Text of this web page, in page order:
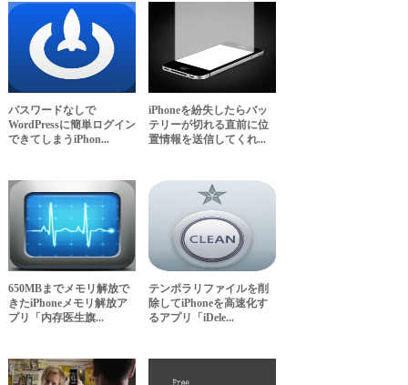
パスワードなしで
WordPressに簡単ログイン
できてしまうiPhon...
iPhoneを紛失したらバッ
テリーが切れる直前に位
置情報を送信してくれ...
650MBまでメモリ解放で
きたiPhoneメモリ解放ア
プリ「内存医生旗...
テンポラリファイルを削
除してiPhoneを高速化す
るアプリ「iDele...